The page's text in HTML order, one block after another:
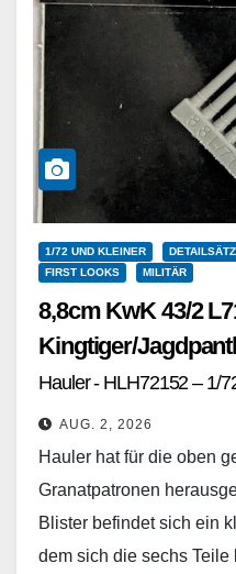
1/72 UND KLEINER
FIRST LOOKS
MILITÄR
8,8cm KwK 43/2
Kingtiger/
Hauler - HLH72152 – 1/
AUG. 2, 2026
Hauler hat für die oben
Granatpatronen
Blister befindet sich ein
dem sich die sechs Teile